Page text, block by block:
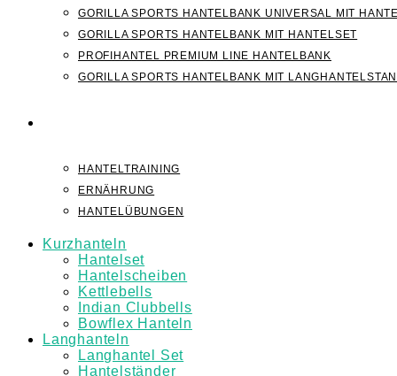
GORILLA SPORTS HANTELBANK UNIVERSAL MIT
GORILLA SPORTS HANTELBANK MIT HANTELSET
PROFIHANTEL PREMIUM LINE HANTELBANK
GORILLA SPORTS HANTELBANK MIT
HANTELTRAINING
ERNÄHRUNG
HANTELÜBUNGEN
Kurzhanteln
Hantelset
Hantelscheiben
Kettlebells
Indian Clubbells
Bowflex Hanteln
Langhanteln
Langhantel Set
Hantelständer